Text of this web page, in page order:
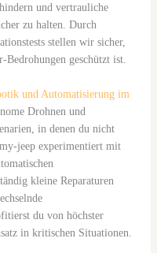
und vertrauliche
zu halten. Durch
stellen wir sicher,
Bedrohungen geschützt ist.
und Automatisierung im
Drohnen und
in denen du nicht
jeep experimentiert mit
kleine Reparaturen
du von höchster
in kritischen Situationen.